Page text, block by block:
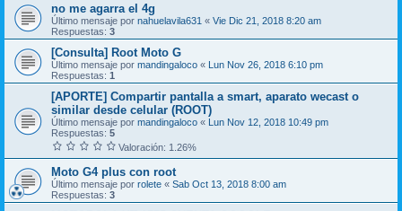
no me agarra el 4g
Último mensaje por nahuelavila631 « Vie Dic 21, 2018 8:20 am
Respuestas: 3
[Consulta] Root Moto G
Último mensaje por mandingaloco « Lun Nov 26, 2018 6:10 pm
Respuestas: 1
[APORTE] Compartir pantalla a smart, aparato wecast o
similar desde celular (ROOT)
Último mensaje por mandingaloco « Lun Nov 12, 2018 10:49 pm
Respuestas: 5
Valoración: 1.26%
Moto G4 plus con root
Último mensaje por rolete « Sab Oct 13, 2018 8:00 am
Respuestas: 3